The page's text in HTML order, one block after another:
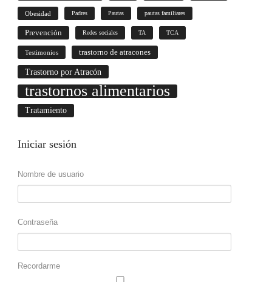
Obesidad Padres Pautas pautas familiares
Prevención Redes sociales TA TCA
Testimonios trastorno de atracones
Trastorno por Atracón
trastornos alimentarios
Tratamiento
Iniciar sesión
Nombre de usuario
Contraseña
Recordarme